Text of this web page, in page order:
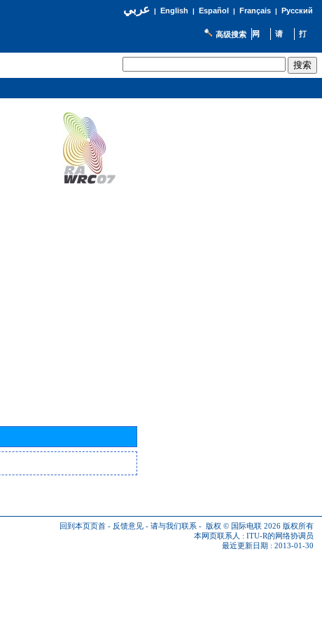
عربي| English | Español | Français| Русский
高级搜索
回到本页页首 - 反馈意见 - 请与我们联系 - 版权 © 国际电联 2026 版权所有
本网页联系人 : ITU-R的网络协调员
最近更新日期 : 2013-01-30